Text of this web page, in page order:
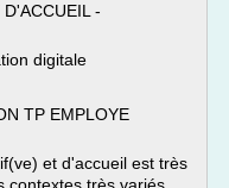
-
digitale
TP EMPLOYE
et d'accueil est très